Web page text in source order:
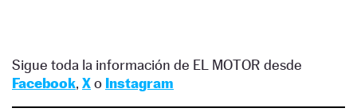
Sigue toda la información de EL MOTOR desde
Facebook, Xo Instagram